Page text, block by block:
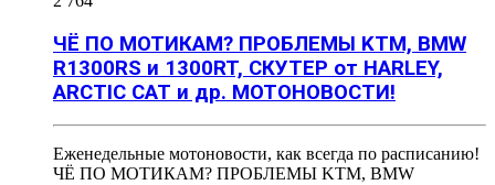
ЧЁ ПО МОТИКАМ? ПРОБЛЕМЫ KTM, BMW
R1300RS и 1300RT, СКУТЕР от HARLEY,
ARCTIC CAT и др. МОТОНОВОСТИ!
Еженедельные мотоновости, как всегда по расписанию!
ЧЁ ПО МОТИКАМ? ПРОБЛЕМЫ KTM, BMW